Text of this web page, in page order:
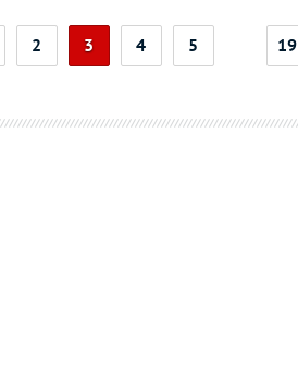
2 3 4 5 19